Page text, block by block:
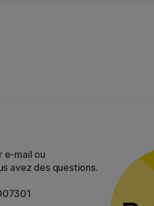
e-mail ou
avez des questions.